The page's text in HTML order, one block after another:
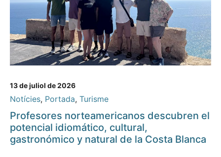
13 de juliol de 2026
Notícies, Portada, Turisme
Profesores norteamericanos descubren el
potencial idiomático, cultural,
gastronómico y natural de la Costa Blanca